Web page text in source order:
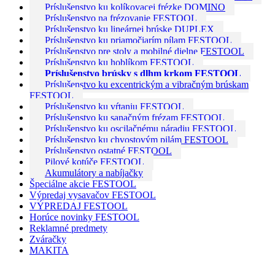
Príslušenstvo ku kolíkovacej frézke DOMINO
Príslušenstvo na frézovanie FESTOOL
Príslušenstvo ku lineárnej brúske DUPLEX
Príslušenstvo ku priamočiarím pílam FESTOOL
Príslušenstvo pre stoly a mobilné dielne FESTOOL
Príslušenstvo ku hoblíkom FESTOOL
Príslušenstvo brúsky s dlhm krkom FESTOOL
Príslušenstvo ku excentrickým a vibračným brúskam
FESTOOL
Príslušenstvo ku vŕtaniu FESTOOL
Príslušenstvo ku sanačným frézam FESTOOL
Príslušenstvo ku oscilačnému náradiu FESTOOL
Príslušenstvo ku chvostovým pilám FESTOOL
Príslušenstvo ostatné FESTOOL
Pilové kotúče FESTOOL
Akumulátory a nabíjačky
Špeciálne akcie FESTOOL
Výpredaj vysavačov FESTOOL
VÝPREDAJ FESTOOL
Horúce novinky FESTOOL
Reklamné predmety
Zváračky
MAKITA